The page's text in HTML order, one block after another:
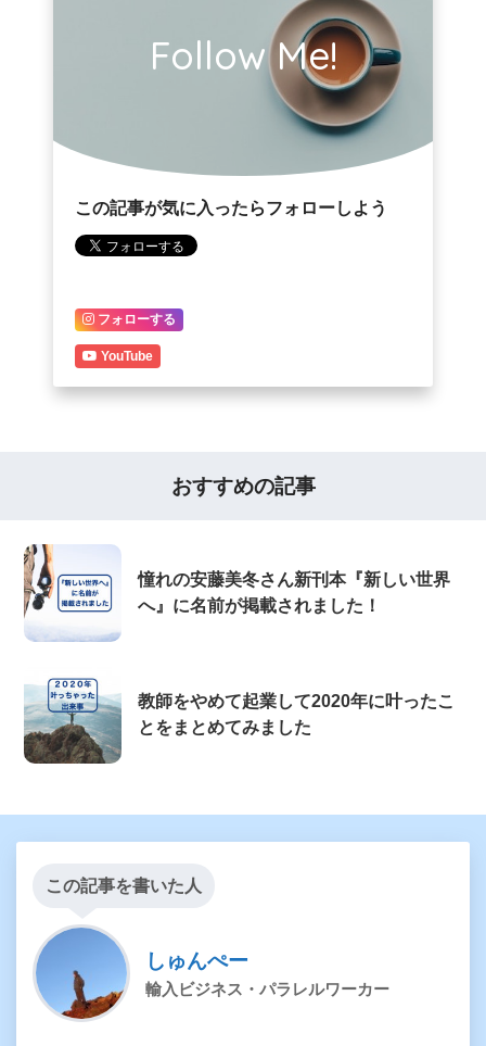
Follow Me!
この記事が気に入ったらフォローしよう
フォローする
YouTube
おすすめの記事
憧れの安藤美冬さん新刊本『新しい世界
へ』に名前が掲載されました！
教師をやめて起業して2020年に叶ったこ
とをまとめてみました
この記事を書いた人
しゅんぺー
輸入ビジネス・パラレルワーカー